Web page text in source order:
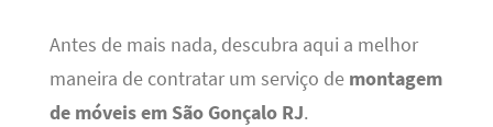
Antes de mais nada, descubra aqui a melhor
maneira de contratar um serviço de montagem
de móveis em São Gonçalo RJ.